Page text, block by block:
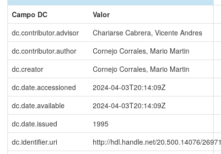
Campo DC
Valor
dc.contributor.advisor
Chariarse Cabrera, Vicente Andres
dc.contributor.author
Cornejo Corrales, Mario Martin
dc.creator
Cornejo Corrales, Mario Martin
dc.date.accessioned
2024-04-03T20:14:09Z
dc.date.available
2024-04-03T20:14:09Z
dc.date.issued
1995
dc.identifier.uri
http://hdl.handle.net/20.500.14076/